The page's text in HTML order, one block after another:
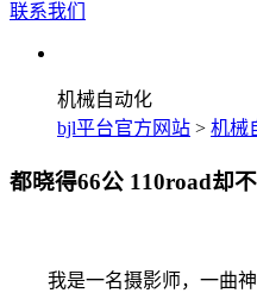
联系我们
机械自动化
bjl平台官方网站 > 机械
都晓得66公 110road却
我是一名摄影师，一曲神